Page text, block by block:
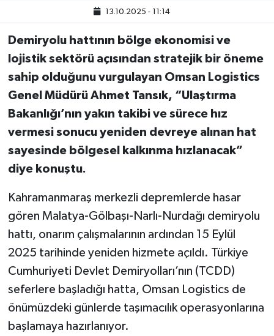
13.10.2025 - 11:14
Demiryolu hattının bölge ekonomisi ve
lojistik sektörü açısından stratejik bir öneme
sahip olduğunu vurgulayan Omsan Logistics
Genel Müdürü Ahmet Tansık, “Ulaştırma
Bakanlığı’nın yakın takibi ve sürece hız
vermesi sonucu yeniden devreye alınan hat
sayesinde bölgesel kalkınma hızlanacak”
diye konuştu.
Kahramanmaraş merkezli depremlerde hasar
gören Malatya-Gölbaşı-Narlı-Nurdağı demiryolu
hattı, onarım çalışmalarının ardından 15 Eylül
2025 tarihinde yeniden hizmete açıldı. Türkiye
Cumhuriyeti Devlet Demiryolları’nın (TCDD)
seferlere başladığı hatta, Omsan Logistics de
önümüzdeki günlerde taşımacılık operasyonlarına
başlamaya hazırlanıyor.